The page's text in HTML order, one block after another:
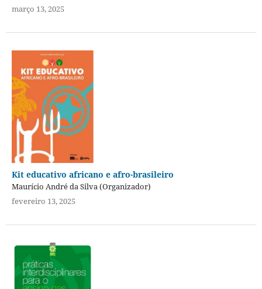
março 13, 2025
Kit educativo africano e afro-brasileiro
Maurício André da Silva (Organizador)
fevereiro 13, 2025